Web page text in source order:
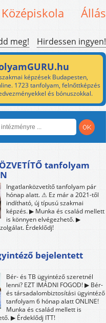
Középiskola Állás
meg! Hirdessen ingyen!
képzések Budapesten,
1723 tanfolyam, felnőttképzés
és bónuszokkal.
tanfolyam
Ingatlanközvetítő tanfolyam pár
hónap alatt. ⚠ Ez már a 2021-től
indítható, új típusú szakmai
képzés. ▶ Munka és család mellett
is könnyen elvégezhető. ▶
Érdeklődj!
bejelentett
Bér- és TB ügyintéző szeretnél
lenni? EZT IMÁDNI FOGOD! ▶ Bér-
és társadalombiztosítási ügyintéző
tanfolyam 6 hónap alatt ONLINE!
Munka és család mellett is
▶ Érdeklődj ITT!